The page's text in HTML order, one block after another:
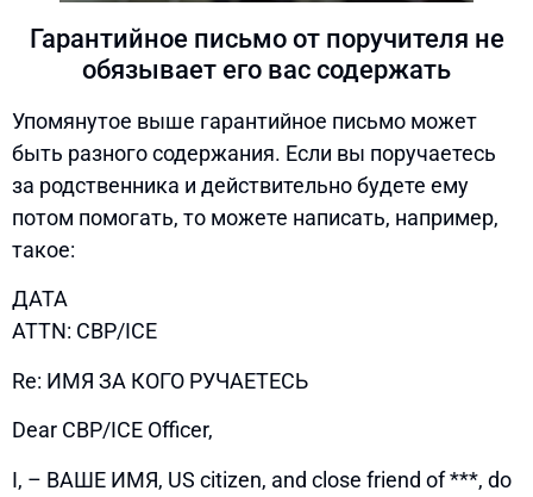
Гарантийное письмо от поручителя не
обязывает его вас содержать
Упомянутое выше гарантийное письмо может
быть разного содержания. Если вы поручаетесь
за родственника и действительно будете ему
потом помогать, то можете написать, например,
такое:
ДАТА
ATTN: CBP/ICE
Re: ИМЯ ЗА КОГО РУЧАЕТЕСЬ
Dear CBP/ICE Officer,
I, – ВАШЕ ИМЯ, US citizen, and close friend of ***, do